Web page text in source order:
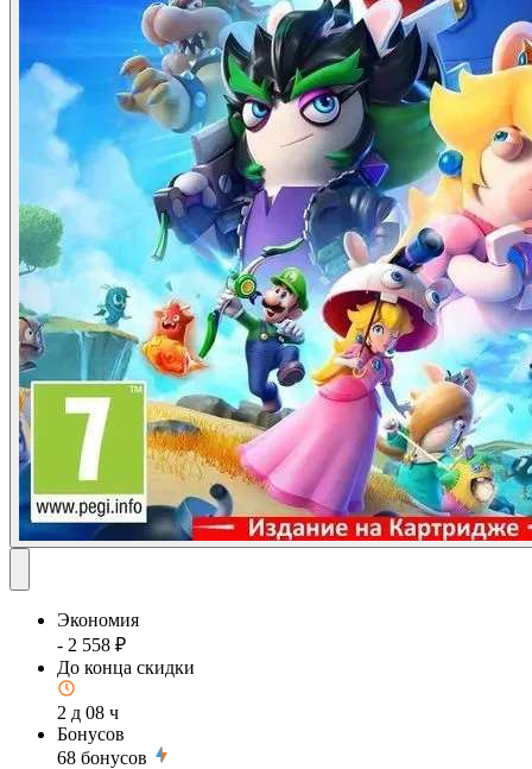
Экономия
- 2 558 ₽
До конца скидки
2 д 08 ч
Бонусов
68 бонусов